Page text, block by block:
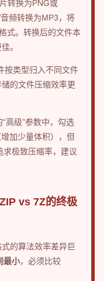
转换为PNG或
频转换为MP3，将
式。转换后的文件本
。
按类型归入不同文件
的文件压缩效率更
高级”参数中，勾选
加少量体积），但
求极致压缩率，建议
vs 7Z的终极
的算法效率差异巨
最小，必须比较